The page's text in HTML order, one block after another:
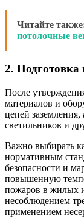
Читайте
потолочные
2. Подготовка
После
материалов и
цепей
светильников и
Важно выбирать
нормативным
безопасности и
повышенную
пожаров в жилых
несоблюдением
применением